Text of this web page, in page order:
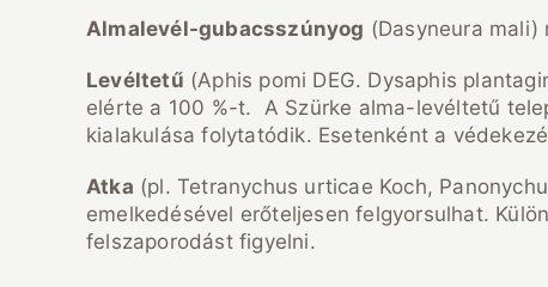
Almalevél-gubacsszúnyog (Dasyneura
Levéltetű (Aphis pomi DEG. Dysaphis
elérte a 100 %-t. A Szürke alma-levéltetű
kialakulása folytatódik. Esetenként a
Atka (pl. Tetranychus urticae Koch,
emelkedésével erőteljesen felgyorsulhat.
felszaporodást figyelni.